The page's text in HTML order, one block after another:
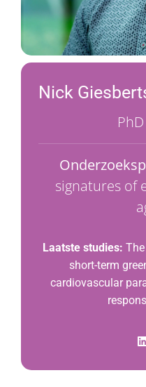
Nick
signatures of
Laatste studies:
short-term
cardiovascular